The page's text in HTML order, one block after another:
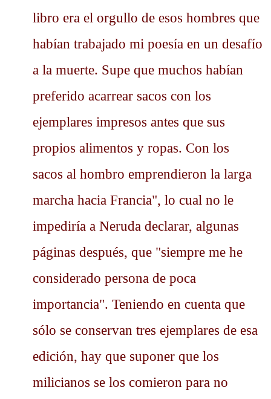
libro era el orgullo de esos hombres que
habían trabajado mi poesía en un desafío
a la muerte. Supe que muchos habían
preferido acarrear sacos con los
ejemplares impresos antes que sus
propios alimentos y ropas. Con los
sacos al hombro emprendieron la larga
marcha hacia Francia", lo cual no le
impediría a Neruda declarar, algunas
páginas después, que "siempre me he
considerado persona de poca
importancia". Teniendo en cuenta que
sólo se conservan tres ejemplares de esa
edición, hay que suponer que los
milicianos se los comieron para no